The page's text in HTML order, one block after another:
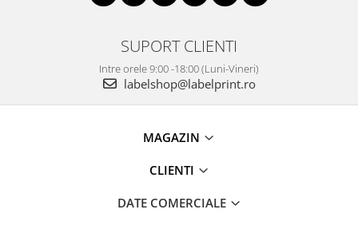
SUPORT CLIENTI
Intre orele 9:00 -18:00 (Luni-Vineri)
labelshop@labelprint.ro
MAGAZIN
CLIENTI
DATE COMERCIALE